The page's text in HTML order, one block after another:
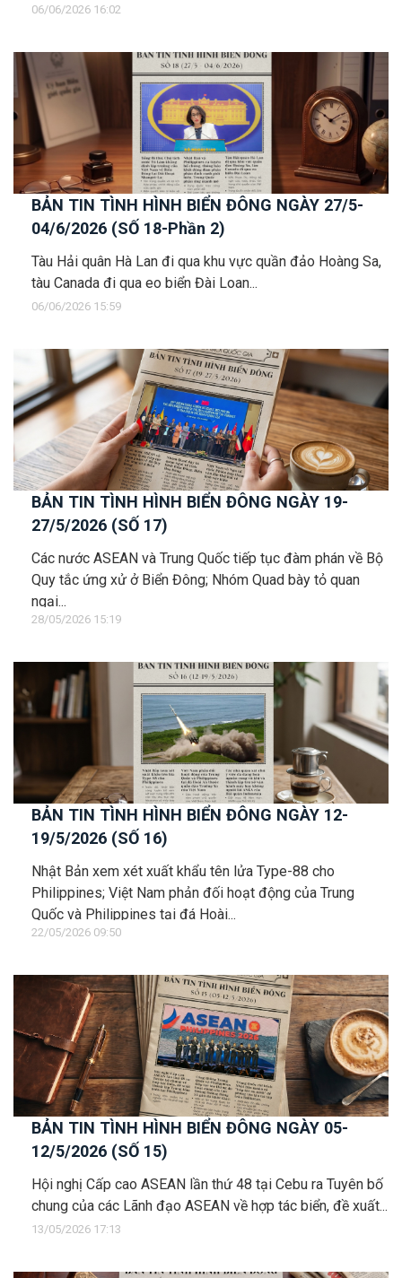
06/06/2026 16:02
BẢN TIN TÌNH HÌNH BIỂN ĐÔNG NGÀY 27/5-
04/6/2026 (SỐ 18-Phần 2)
Tàu Hải quân Hà Lan đi qua khu vực quần đảo Hoàng Sa,
tàu Canada đi qua eo biển Đài Loan...
06/06/2026 15:59
BẢN TIN TÌNH HÌNH BIỂN ĐÔNG NGÀY 19-
27/5/2026 (SỐ 17)
Các nước ASEAN và Trung Quốc tiếp tục đàm phán về Bộ
Quy tắc ứng xử ở Biển Đông; Nhóm Quad bày tỏ quan
ngại...
28/05/2026 15:19
BẢN TIN TÌNH HÌNH BIỂN ĐÔNG NGÀY 12-
19/5/2026 (SỐ 16)
Nhật Bản xem xét xuất khẩu tên lửa Type-88 cho
Philippines; Việt Nam phản đối hoạt động của Trung
Quốc và Philippines tại đá Hoài...
22/05/2026 09:50
BẢN TIN TÌNH HÌNH BIỂN ĐÔNG NGÀY 05-
12/5/2026 (SỐ 15)
Hội nghị Cấp cao ASEAN lần thứ 48 tại Cebu ra Tuyên bố
chung của các Lãnh đạo ASEAN về hợp tác biển, đề xuất...
13/05/2026 17:13